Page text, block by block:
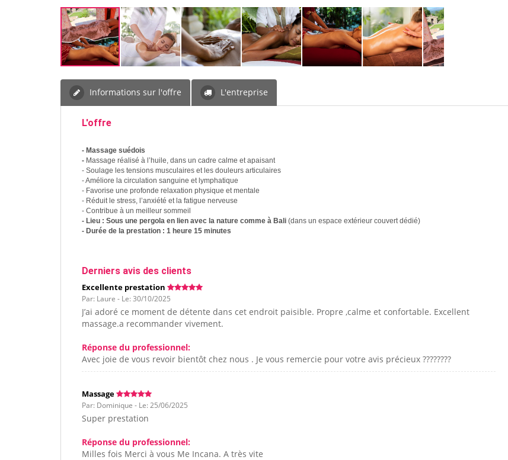
Informations sur l'offre L'entreprise
L'offre
- Massage suédois
- Massage réalisé à l’huile, dans un cadre calme et apaisant
- Soulage les tensions musculaires et les douleurs articulaires
- Améliore la circulation sanguine et lymphatique
- Favorise une profonde relaxation physique et mentale
- Réduit le stress, l’anxiété et la fatigue nerveuse
- Contribue à un meilleur sommeil
- Lieu : Sous une pergola en lien avec la nature comme à Bali (dans un espace extérieur couvert dédié)
- Durée de la prestation : 1 heure 15 minutes
Derniers avis des clients
Excellente prestation
Par: Laure - Le: 30/10/2025
J’ai adoré ce moment de détente dans cet endroit paisible. Propre ,calme et confortable. Excellent
massage.a recommander vivement.
Réponse du professionnel:
Avec joie de vous revoir bientôt chez nous . Je vous remercie pour votre avis précieux ????????
Massage
Par: Dominique - Le: 25/06/2025
Super prestation
Réponse du professionnel:
Milles fois Merci à vous Me Incana. A très vite